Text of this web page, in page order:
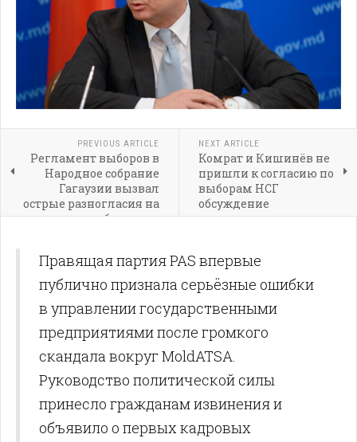
PREVIOUS ARTICLE
Регламент выборов в
Народное собрание
Гагаузии вызвал
острые разногласия на
публичных
NEXT ARTICLE
Комрат и Кишинёв не
пришли к согласию по
выборам НСГ
обсуждение
регламента
Правящая партия PAS впервые
публично признала серьёзные ошибки
в управлении государственными
предприятиями после громкого
скандала вокруг MoldATSA.
Руководство политической силы
принесло гражданам извинения и
объявило о первых кадровых